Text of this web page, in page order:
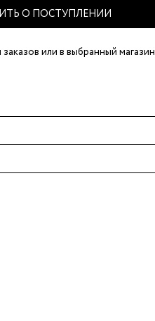
О ПОСТУПЛЕНИИ
или в выбранный магазин